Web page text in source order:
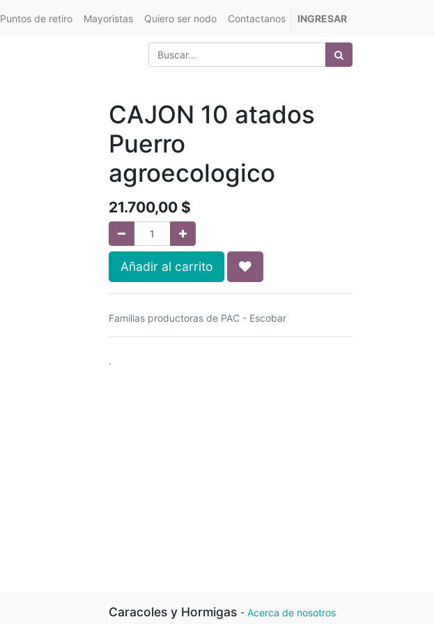
Puntos de retiro Mayoristas Quiero ser nodo Contactanos INGRESAR
CAJON 10 atados
Puerro
agroecologico
21.700,00 $
Añadir al carrito
Familias productoras de PAC - Escobar
.
Caracoles y Hormigas - Acerca de nosotros